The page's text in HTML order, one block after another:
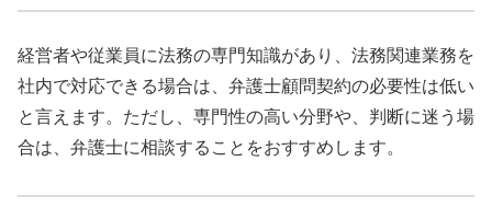
経営者や従業員に法務の専門知識があり、法務関連業務を
社内で対応できる場合は、弁護士顧問契約の必要性は低い
と言えます。ただし、専門性の高い分野や、判断に迷う場
合は、弁護士に相談することをおすすめします。